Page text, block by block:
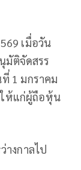
เมื่อวัน
มัติจัดสรร
1 มกราคม
ให้แก่ผู้ถือหุ้น
งกาลไป